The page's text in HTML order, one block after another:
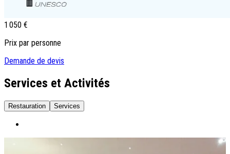
1 050 €
Prix par personne
Demande de devis
Services et Activités
Restauration Services